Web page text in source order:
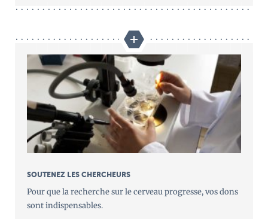
SOUTENEZ LES CHERCHEURS
Pour que la recherche sur le cerveau progresse, vos dons
sont indispensables.